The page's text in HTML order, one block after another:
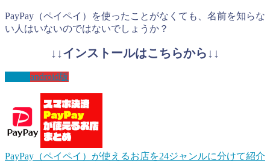
PayPay（ペイペイ）を使ったことがなくても、名前を知らな
い人はいないのではないでしょうか？
↓↓インストールはこちらから↓↓
android版
PayPay（ペイペイ）が使えるお店を24ジャンルに分けて紹介